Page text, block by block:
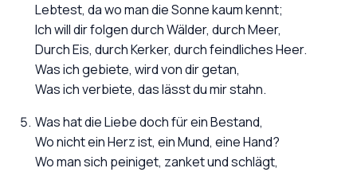
Lebtest, da wo man die Sonne kaum kennt;
Ich will dir folgen durch Wälder, durch Meer,
Durch Eis, durch Kerker, durch feindliches Heer.
Was ich gebiete, wird von dir getan,
Was ich verbiete, das lässt du mir stahn.
Was hat die Liebe doch für ein Bestand,
Wo nicht ein Herz ist, ein Mund, eine Hand?
Wo man sich peiniget, zanket und schlägt,